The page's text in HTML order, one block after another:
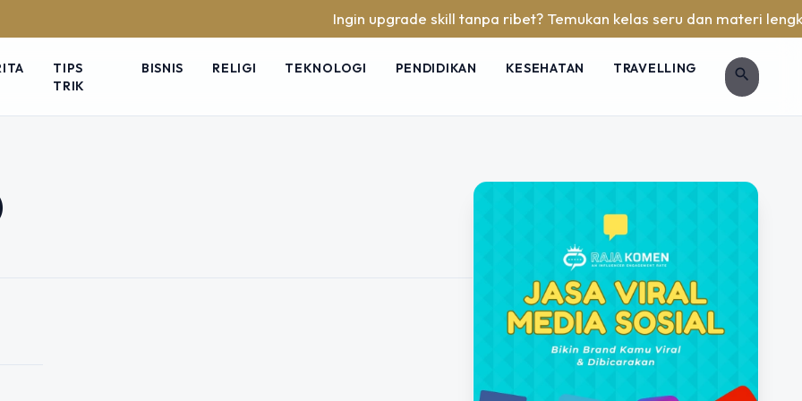
Ingin upgrade skill tanpa ribet? Temukan kelas seru dan materi
TIPS
TRIK
BISNIS RELIGI TEKNOLOGI PENDIDIKAN KESEHATAN TRAVELLING search
Cuma
Sekarang?
stok foto studio yang bagus,